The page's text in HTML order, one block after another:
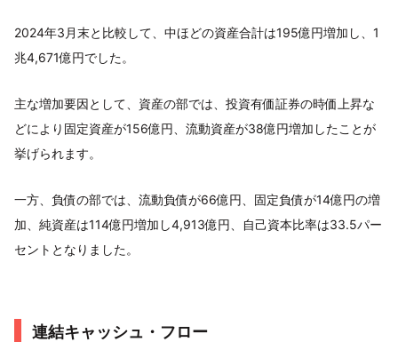
2024年3月末と比較して、中ほどの資産合計は195億円増加し、1
兆4,671億円でした。
主な増加要因として、資産の部では、投資有価証券の時価上昇な
どにより固定資産が156億円、流動資産が38億円増加したことが
挙げられます。
一方、負債の部では、流動負債が66億円、固定負債が14億円の増
加、純資産は114億円増加し4,913億円、自己資本比率は33.5パー
セントとなりました。
連結キャッシュ・フロー